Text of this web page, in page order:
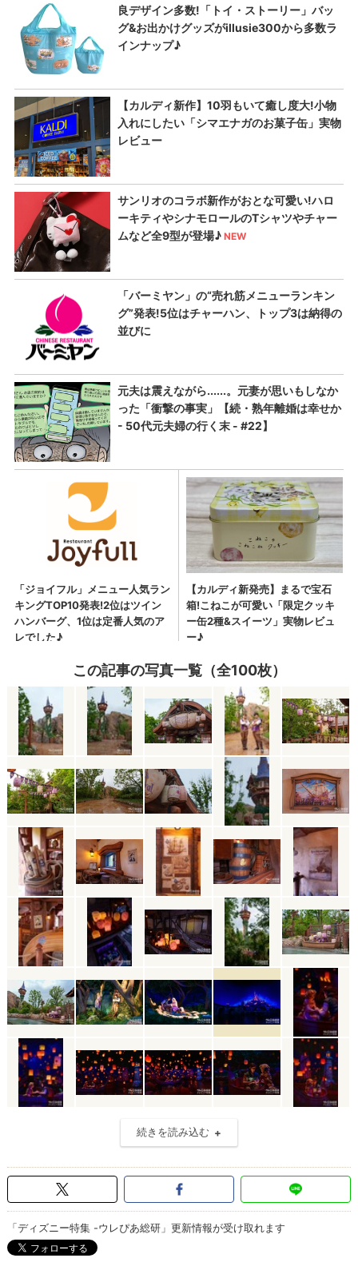
この記事の写真一覧（全100枚）
続きを読み込む
「ディズニー特集 -ウレぴあ総研」更新情報が受け取れます